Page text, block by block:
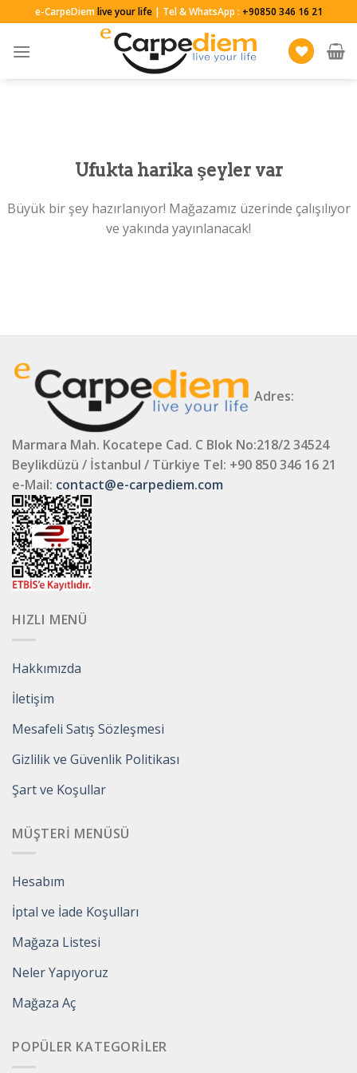
to
content
e-CarpeDiemlive your life| Tel & WhatsApp : +90850 346 16 21
Ufukta harika şeyler var
Büyük bir şey hazırlanıyor! Mağazamız üzerinde çalışılıyor
ve yakında yayınlanacak!
Adres:
Marmara Mah. Kocatepe Cad. C Blok No:218/2 34524
Beylikdüzü / İstanbul / Türkiye Tel: +90 850 346 16 21
e-Mail: contact@e-carpediem.com
HIZLI MENÜ
Hakkımızda
İletişim
Mesafeli Satış Sözleşmesi
Gizlilik ve Güvenlik Politikası
Şart ve Koşullar
MÜŞTERI MENÜSÜ
Hesabım
İptal ve İade Koşulları
Mağaza Listesi
Neler Yapıyoruz
Mağaza Aç
POPÜLER KATEGORILER